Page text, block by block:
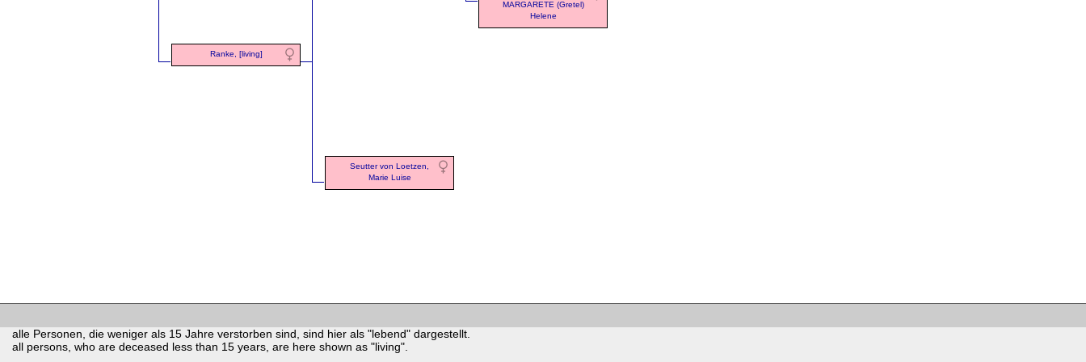
Ranke, [living]
MARGARETE (Gretel)
Helene
Seutter von Loetzen,
Marie Luise
alle Personen, die weniger als 15 Jahre verstorben sind, sind hier als "lebend" dargestellt.
all persons, who are deceased less than 15 years, are here shown as "living".